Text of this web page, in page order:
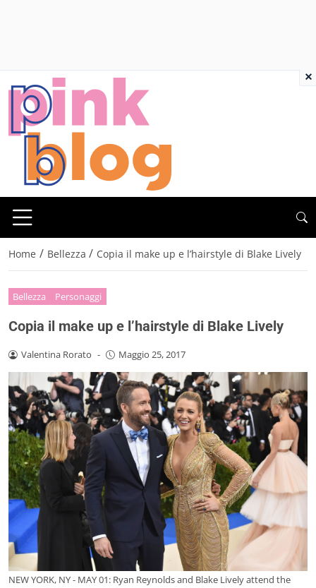
Home / Bellezza / Copia il make up e l’hairstyle di Blake Lively
Bellezza Personaggi
Copia il make up e l’hairstyle di Blake Lively
Valentina Rorato - Maggio 25, 2017
NEW YORK, NY - MAY 01: Ryan Reynolds and Blake Lively attend the
×